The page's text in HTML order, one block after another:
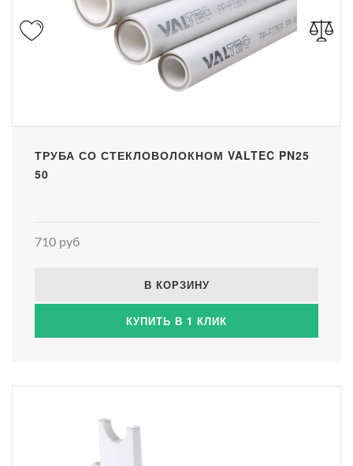
ТРУБА СО СТЕКЛОВОЛОКНОМ VALTEC PN25
50
710 руб
В КОРЗИНУ
КУПИТЬ В 1 КЛИК